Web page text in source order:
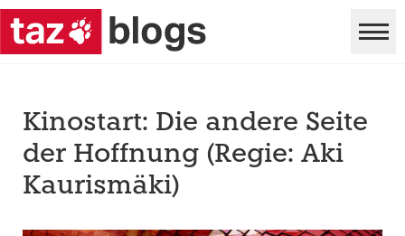
Kinostart: Die andere Seite
der Hoffnung (Regie: Aki
Kaurismäki)